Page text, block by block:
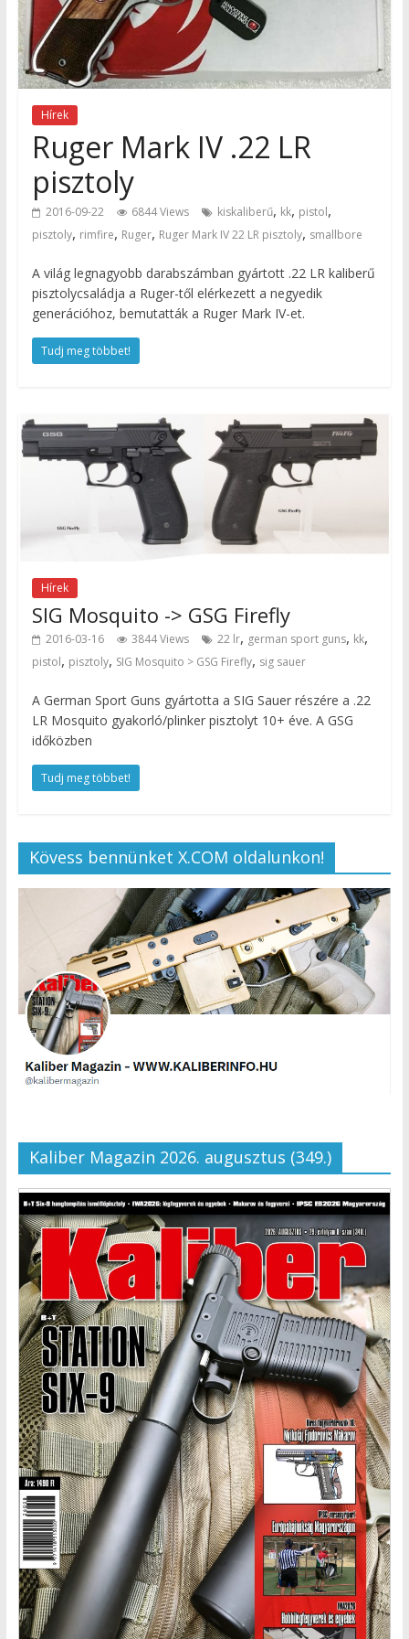
Hírek
Ruger Mark IV .22 LR
pisztoly
2016-09-22 6844 Views kiskaliberű, kk, pistol,
pisztoly, rimfire, Ruger, Ruger Mark IV 22 LR pisztoly, smallbore
A világ legnagyobb darabszámban gyártott .22 LR kaliberű
pisztolycsaládja a Ruger-től elérkezett a negyedik
generációhoz, bemutatták a Ruger Mark IV-et.
Tudj meg többet!
Hírek
SIG Mosquito -> GSG Firefly
2016-03-16 3844 Views 22 lr, german sport guns, kk,
pistol, pisztoly, SIG Mosquito > GSG Firefly, sig sauer
A German Sport Guns gyártotta a SIG Sauer részére a .22
LR Mosquito gyakorló/plinker pisztolyt 10+ éve. A GSG
időközben
Tudj meg többet!
Kövess bennünket X.COM oldalunkon!
Kaliber Magazin 2026. augusztus (349.)